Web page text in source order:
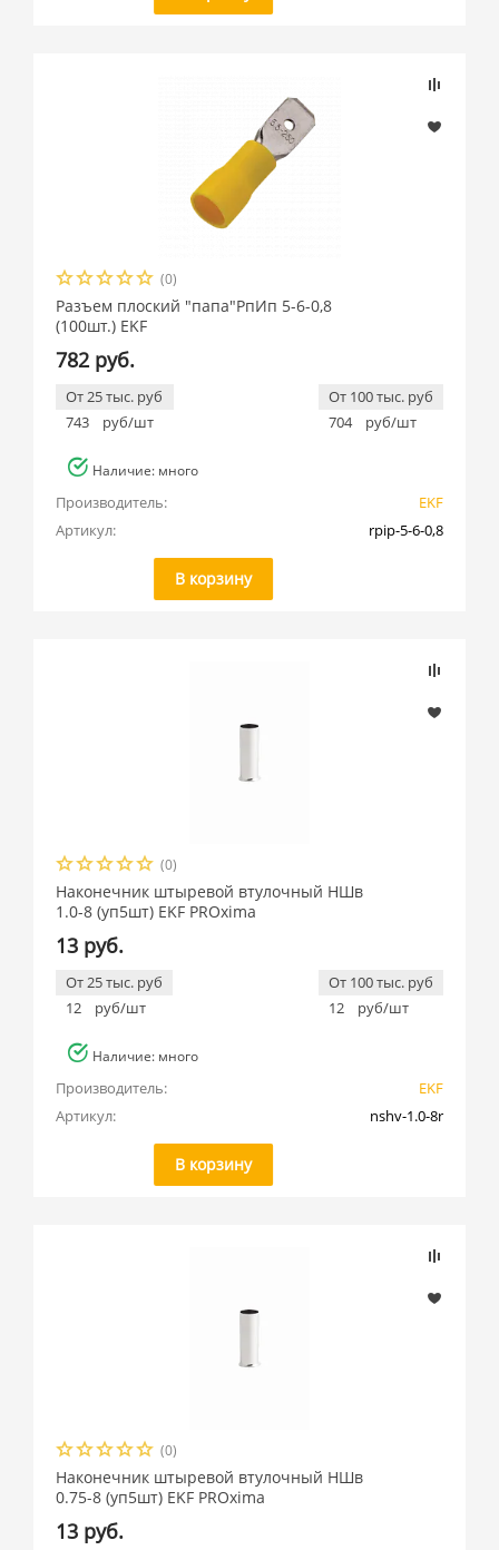
(0)
Разъем плоский "папа"РпИп 5-6-0,8
(100шт.) EKF
782 руб.
От 25 тыс. руб
743
руб/шт
От 100 тыс. руб
704
руб/шт
Наличие: много
Производитель:
EKF
Артикул:
rpip-5-6-0,8
В корзину
(0)
Наконечник штыревой втулочный НШв
1.0-8 (уп5шт) EKF PROxima
13 руб.
От 25 тыс. руб
12
руб/шт
От 100 тыс. руб
12
руб/шт
Наличие: много
Производитель:
EKF
Артикул:
nshv-1.0-8r
В корзину
(0)
Наконечник штыревой втулочный НШв
0.75-8 (уп5шт) EKF PROxima
13 руб.